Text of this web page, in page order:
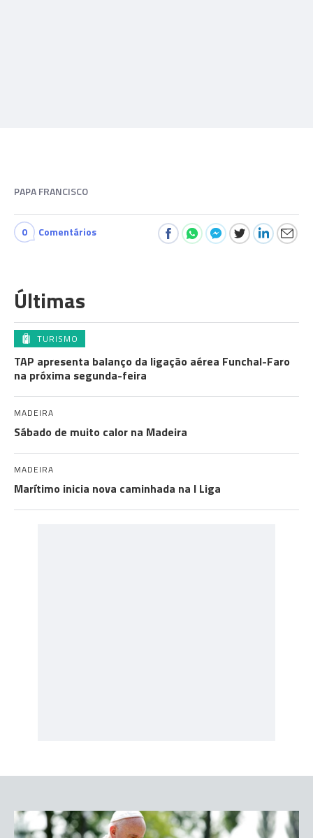
PAPA FRANCISCO
0 Comentários
Últimas
TURISMO
TAP apresenta balanço da ligação aérea Funchal-Faro
na próxima segunda-feira
MADEIRA
Sábado de muito calor na Madeira
MADEIRA
Marítimo inicia nova caminhada na I Liga